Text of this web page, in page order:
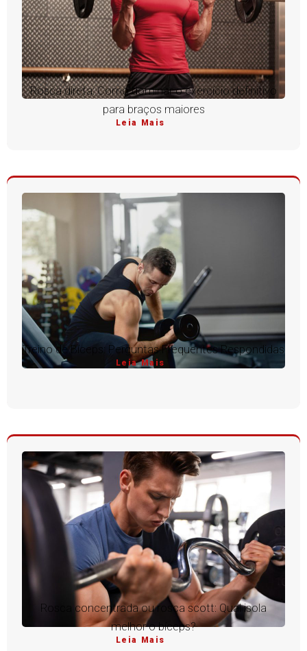
Rosca direta: Como dominar o exercício definitivo
para braços maiores
Leia Mais
Treino de Bíceps: Perguntas Frequentes Respondidas
Leia Mais
Rosca concentrada ou rosca scott: Qual isola
melhor o bíceps?
Leia Mais